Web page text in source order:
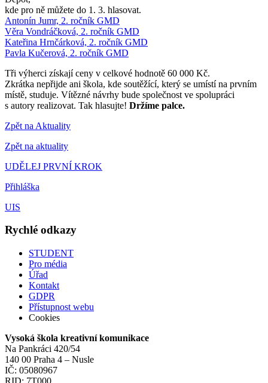
kde pro ně můžete do 1. 3. hlasovat.
Antonín Jumr, 2. ročník GMD
Věra Vondráčková, 2. ročník GMD
Kateřina Hrnčárková, 2. ročník GMD
Pavla Kučerová, 2. ročník GMD
Tři výherci získají ceny v celkové hodnotě 60 000 Kč.
Zkrátka nepřijde ani škola, kde soutěžící, který se umístí na prvním
místě, studuje. Vítězné návrhy bude společnost ve spolupráci
s autory realizovat. Tak hlasujte! Držíme palce.
Zpět na Aktuality
Zpět na aktuality
UDĚLEJ PRVNÍ KROK
Přihláška
UIS
Rychlé odkazy
STUDENT
Pro média
Úřad
Kontakt
GDPR
Přístupnost webu
Cookies
Vysoká škola kreativní komunikace
Na Pankráci 420/54
140 00 Praha 4 – Nusle
IČ: 05080967